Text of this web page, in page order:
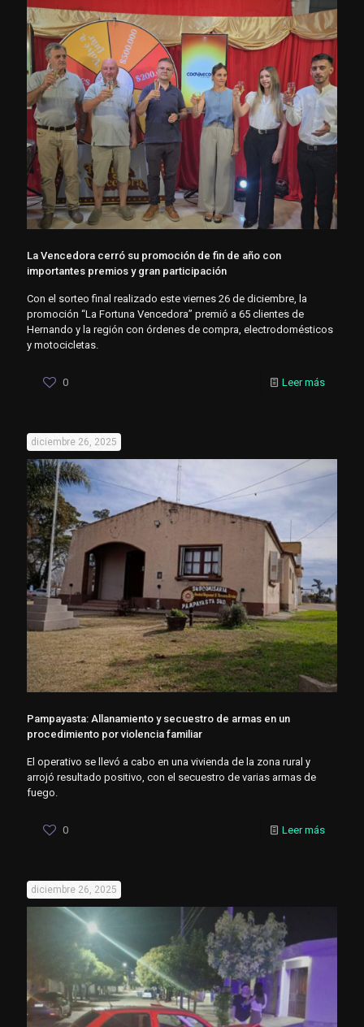
La Vencedora cerró su promoción de fin de año con
importantes premios y gran participación
Con el sorteo final realizado este viernes 26 de diciembre, la
promoción “La Fortuna Vencedora” premió a 65 clientes de
Hernando y la región con órdenes de compra, electrodomésticos
y motocicletas.
0 Leer más
diciembre 26, 2025
Pampayasta: Allanamiento y secuestro de armas en un
procedimiento por violencia familiar
El operativo se llevó a cabo en una vivienda de la zona rural y
arrojó resultado positivo, con el secuestro de varias armas de
fuego.
0 Leer más
diciembre 26, 2025